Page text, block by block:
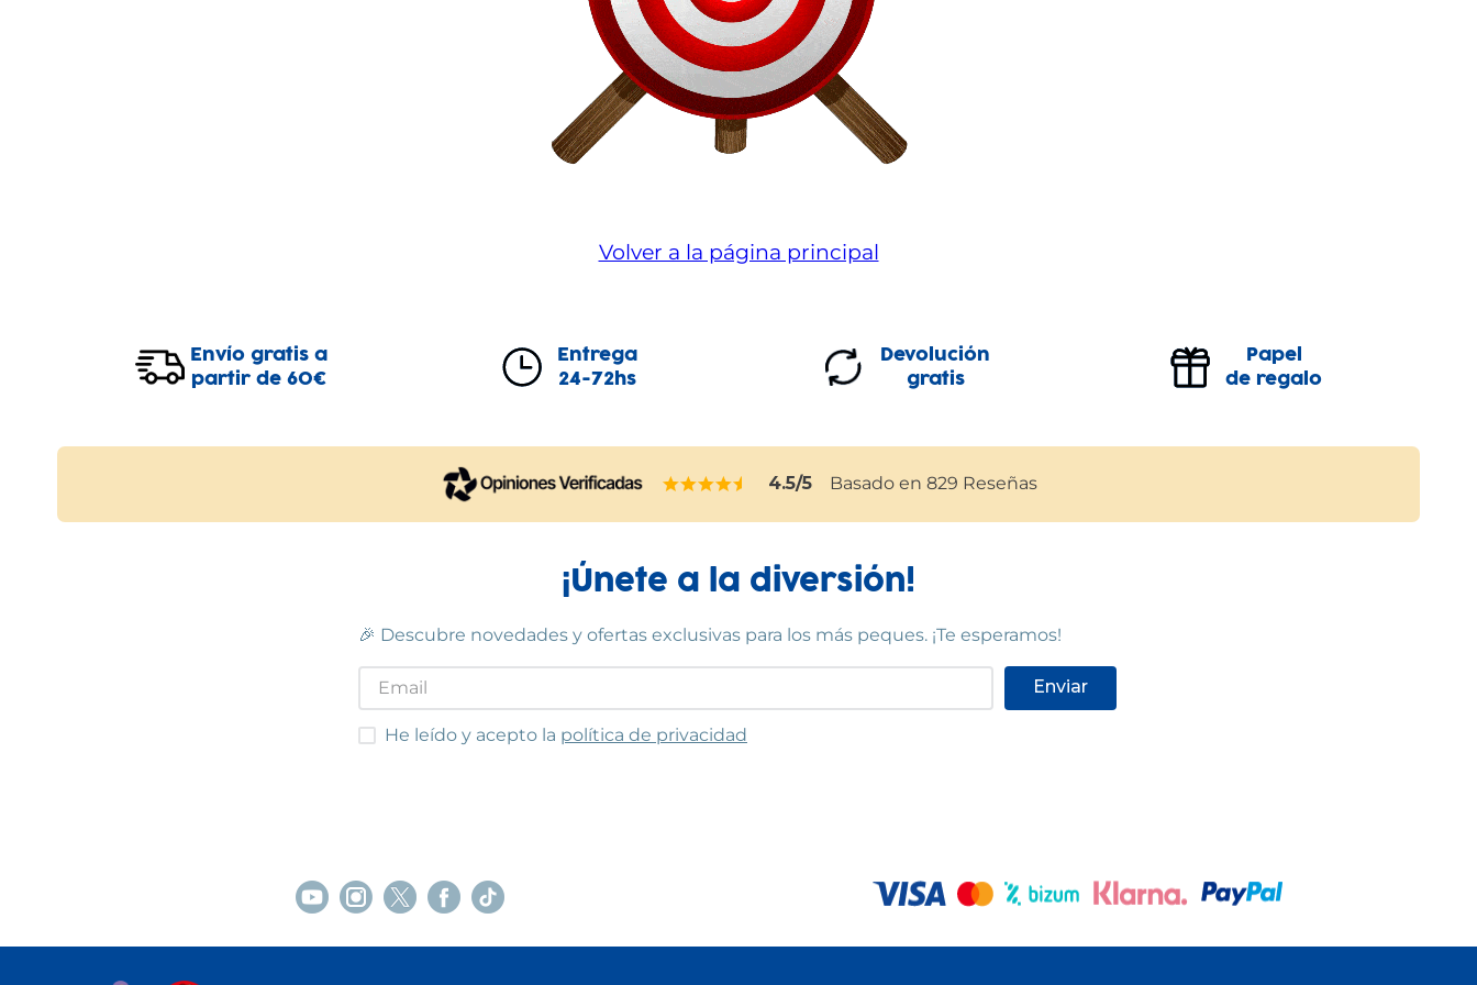
Volver a la página principal
Envío gratis a
partir de 60€
Entrega
24-72hs
Devolución
gratis
Papel
de regalo
4.5/5 Basado en 829 Reseñas
¡Únete a la diversión!
🎉 Descubre novedades y ofertas exclusivas para los más peques. ¡Te esperamos!
Enviar
He leído y acepto las condiciones
He leído y acepto la política de privacidad